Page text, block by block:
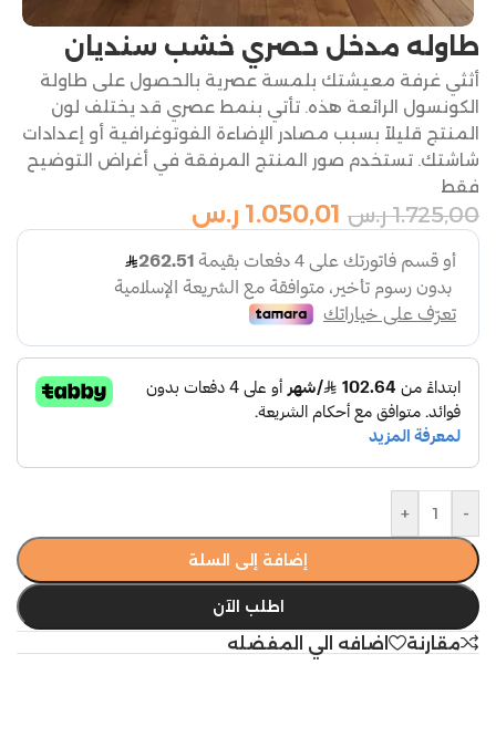
طاوله مدخل حصري خشب سنديان
أثثي غرفة معيشتك بلمسة عصرية بالحصول على طاولة
الكونسول الرائعة هذه. تأتي بنمط عصري قد يختلف لون
المنتج قليلاً بسبب مصادر الإضاءة الفوتوغرافية أو إعدادات
شاشتك. تستخدم صور المنتج المرفقة في أغراض التوضيح
فقط
1.725,00 ر.س 1.050,01 ر.س
-
+
إضافة إلى السلة
اطلب الآن
مقارنة اضافه الي المفضله